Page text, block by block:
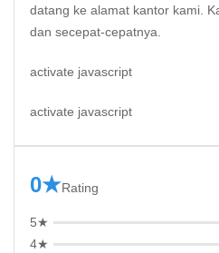
datang ke alamat kantor kami.
dan secepat-cepatnya.
activate javascript
activate javascript
0★Rating
5★
4★